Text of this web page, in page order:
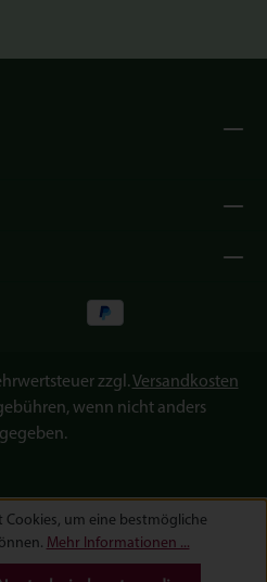
zzgl. Versandkosten
wenn nicht anders
Cookies, um eine bestmögliche
Mehr Informationen ...